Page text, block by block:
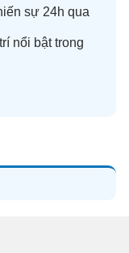
sự 24h qua
nổi bật trong